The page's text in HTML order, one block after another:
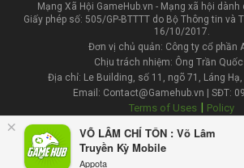
×
VÕ LÂM CHÍ TÔN : Võ Lâm
Truyền Kỳ Mobile
Appota
Mạng Xã Hội GameHub.vn - Mạng xã hội
Giấy phép số: 505/GP-BTTTT do Bộ Thông tin và
16/10/2017.
Đơn vị chủ quản: Công ty cổ phần
Chịu trách nhiệm: Ông Trần Quốc
Địa chỉ: Le Building, số 11, ngõ 71, Láng
Email: Contact@Gamehub.vn | SĐT:
Terms of Uses | Policy
Liên hệ đăng bài